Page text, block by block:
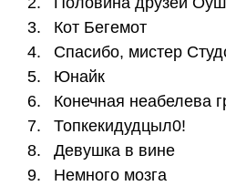
Кот Бегемот
Спасибо, мистер
Юнайк
Конечная неабелева
Топкекидудцыл0!
Девушка в вине
Немного мозга